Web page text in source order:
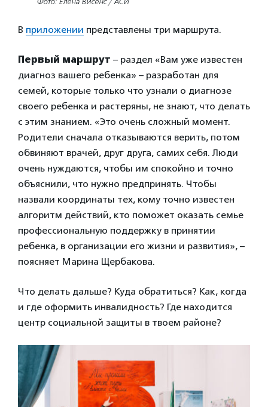
Фото: Елена Висенс / АСИ
В приложении представлены три маршрута.
Первый маршрут – раздел «Вам уже известен
диагноз вашего ребенка» – разработан для
семей, которые только что узнали о диагнозе
своего ребенка и растеряны, не знают, что делать
с этим знанием. «Это очень сложный момент.
Родители сначала отказываются верить, потом
обвиняют врачей, друг друга, самих себя. Люди
очень нуждаются, чтобы им спокойно и точно
объяснили, что нужно предпринять. Чтобы
назвали координаты тех, кому точно известен
алгоритм действий, кто поможет оказать семье
профессиональную поддержку в принятии
ребенка, в организации его жизни и развития», –
поясняет Марина Щербакова.
Что делать дальше? Куда обратиться? Как, когда
и где оформить инвалидность? Где находится
центр социальной защиты в твоем районе?